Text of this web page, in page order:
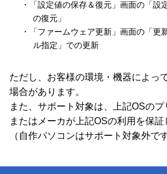
・「設定値の保存＆復元」画面の「設
の復元」
・「ファームウェア更新」画面の「更
ル指定」での更新
ただし、お客様の環境・機器によっ
場合があります。
また、サポート対象は、上記OSのプ
またはメーカが上記OSの利用を保証
（自作パソコンはサポート対象外です